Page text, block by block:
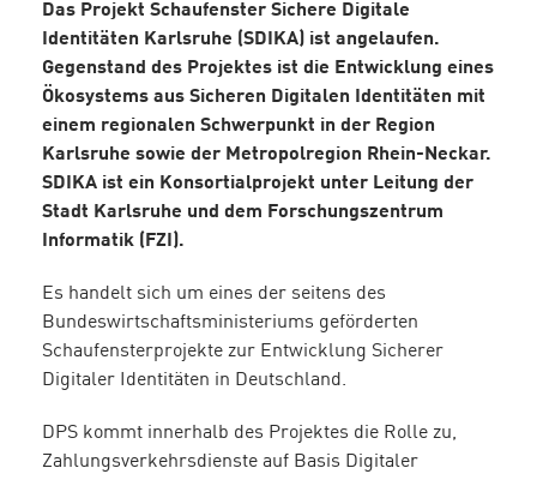
Das Projekt Schaufenster Sichere Digitale
Identitäten Karlsruhe (SDIKA) ist angelaufen.
Gegenstand des Projektes ist die Entwicklung eines
Ökosystems aus Sicheren Digitalen Identitäten mit
einem regionalen Schwerpunkt in der Region
Karlsruhe sowie der Metropolregion Rhein-Neckar.
SDIKA ist ein Konsortialprojekt unter Leitung der
Stadt Karlsruhe und dem Forschungszentrum
Informatik (FZI).
Es handelt sich um eines der seitens des
Bundeswirtschaftsministeriums geförderten
Schaufensterprojekte zur Entwicklung Sicherer
Digitaler Identitäten in Deutschland.
DPS kommt innerhalb des Projektes die Rolle zu,
Zahlungsverkehrsdienste auf Basis Digitaler